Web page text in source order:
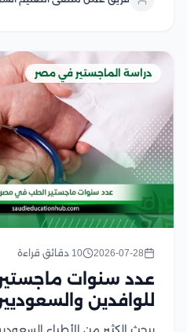
والتخصص، والدرجة العلمية،
دراسة الماجستير في مصر
2026-07-28 10 دقائق قراءة
عدد سنوات
للوافدين